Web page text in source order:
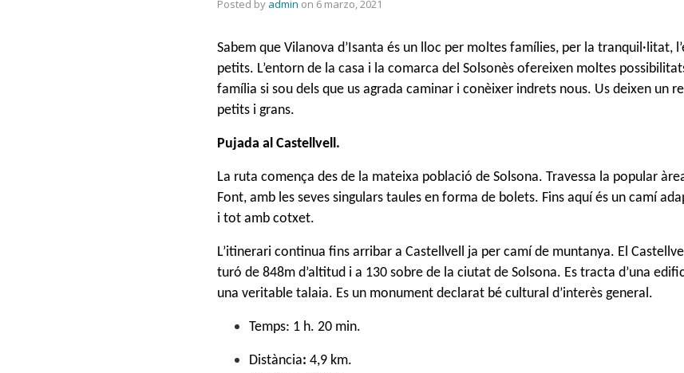
Posted by admin on 6 marzo, 2021
Sabem que Vilanova d’Isanta és un lloc per moltes famílies, per la tranquil·litat,
petits. L’entorn de la casa i la comarca del Solsonès ofereixen moltes
família si sou dels que us agrada caminar i conèixer indrets nous. Us deixen un
petits i grans.
Pujada al Castellvell.
La ruta comença des de la mateixa població de Solsona. Travessa la popular à
Font, amb les seves singulars taules en forma de bolets. Fins aquí és un camí
i tot amb cotxet.
L’itinerari continua fins arribar a Castellvell ja per camí de muntanya. El
turó de 848m d’altitud i a 130 sobre de la ciutat de Solsona. Es tracta d’una
una veritable talaia. Es un monument declarat bé cultural d’interès general.
Temps: 1 h. 20 min.
Distància: 4,9 km.